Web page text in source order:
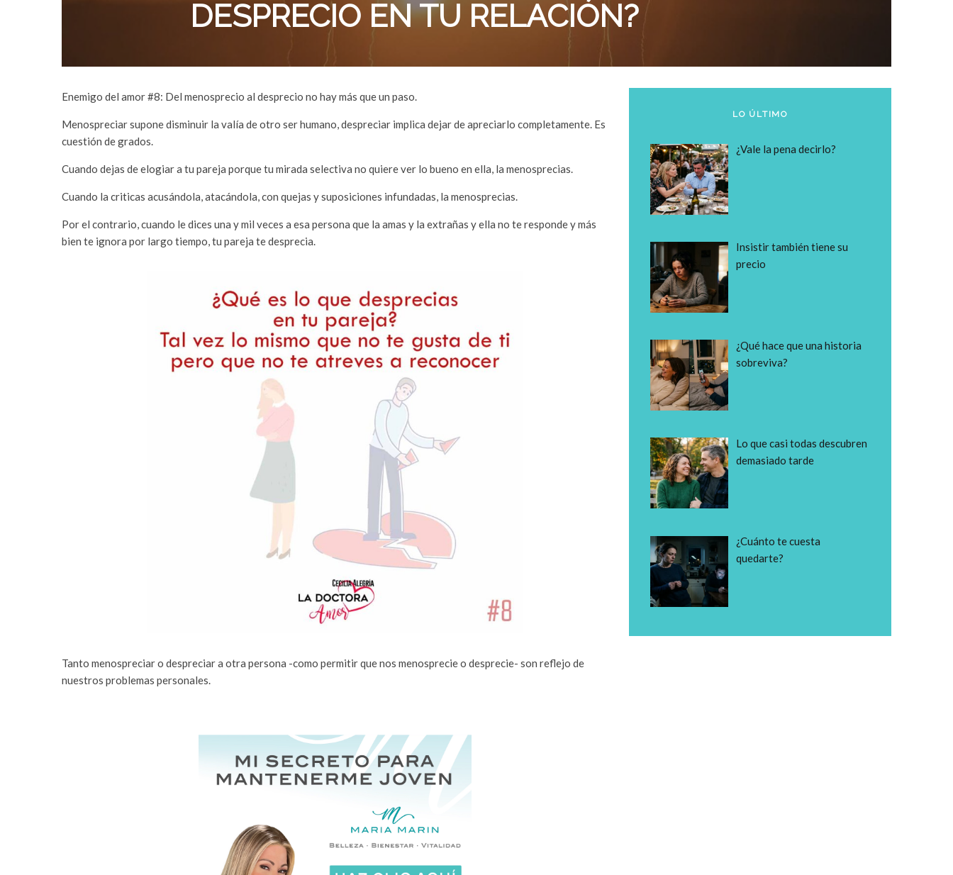
DESPRECIO EN TU RELACIÓN?
Enemigo del amor #8: Del menosprecio al desprecio no hay más que un paso.
Menospreciar supone disminuir la valía de otro ser humano, despreciar implica dejar de apreciarlo completamente. Es
cuestión de grados.
Cuando dejas de elogiar a tu pareja porque tu mirada selectiva no quiere ver lo bueno en ella, la menosprecias.
Cuando la criticas acusándola, atacándola, con quejas y suposiciones infundadas, la menosprecias.
Por el contrario, cuando le dices una y mil veces a esa persona que la amas y la extrañas y ella no te responde y más
bien te ignora por largo tiempo, tu pareja te desprecia.
Tanto menospreciar o despreciar a otra persona -como permitir que nos menosprecie o desprecie- son reflejo de
nuestros problemas personales.
LO ÚLTIMO
¿Vale la pena decirlo?
Insistir también tiene su
precio
¿Qué hace que una historia
sobreviva?
Lo que casi todas descubren
demasiado tarde
¿Cuánto te cuesta
quedarte?